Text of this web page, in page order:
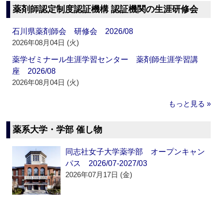
薬剤師認定制度認証機構 認証機関の生涯研修会
石川県薬剤師会 研修会 2026/08
2026年08月04日 (火)
薬学ゼミナール生涯学習センター 薬剤師生涯学習講
座 2026/08
2026年08月04日 (火)
もっと見る »
薬系大学・学部 催し物
同志社女子大学薬学部 オープンキャン
パス 2026/07-2027/03
2026年07月17日 (金)